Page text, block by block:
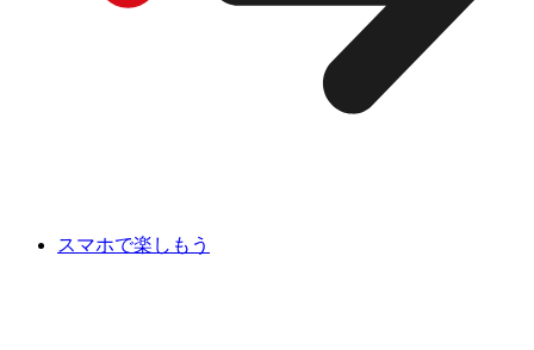
スマホで楽しもう